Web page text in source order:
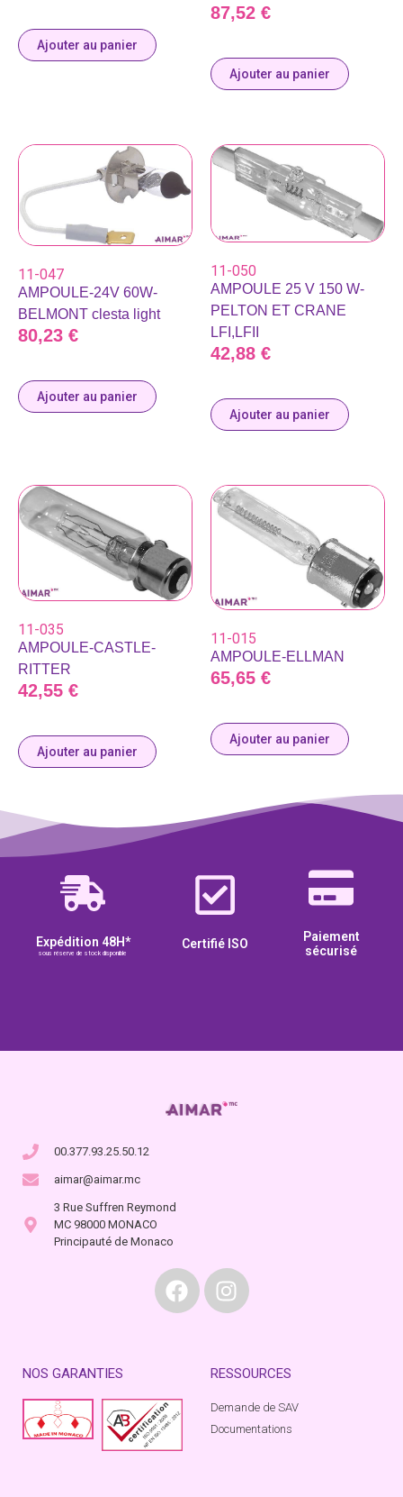
Ajouter au panier
87,52 €
Ajouter au panier
11-047
AMPOULE-24V 60W-
BELMONT clesta light
80,23 €
Ajouter au panier
11-050
AMPOULE 25 V 150 W-
PELTON ET CRANE
LFI,LFII
42,88 €
Ajouter au panier
11-035
AMPOULE-CASTLE-
RITTER
42,55 €
Ajouter au panier
11-015
AMPOULE-ELLMAN
65,65 €
Ajouter au panier
Expédition 48H*
sous réserve de stock disponible
Certifié ISO
Paiement
sécurisé
00.377.93.25.50.12
aimar@aimar.mc
3 Rue Suffren Reymond
MC 98000 MONACO
Principauté de Monaco
NOS GARANTIES RESSOURCES
Demande de SAV
Documentations